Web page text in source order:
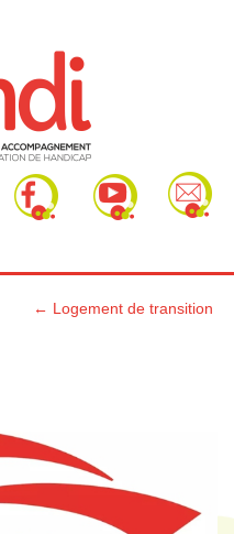
← Logement de transition